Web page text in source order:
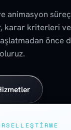
animasyon
karar kriterleri
önce